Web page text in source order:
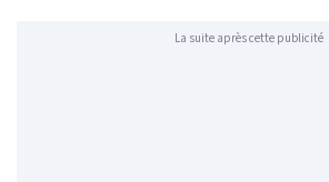
La suite après cette publicité